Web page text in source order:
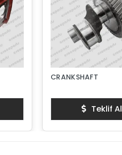
CRANKSHAFT
Teklif Al